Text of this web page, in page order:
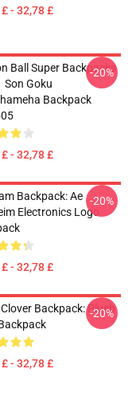
- 32,78 £
Ball Super Backpacks
Son Goku
Backpack
- 32,78 £
-20%
Backpack: Ae
Electronics Logo
- 32,78 £
-20%
Backpack: Plush
- 32,78 £
-20%